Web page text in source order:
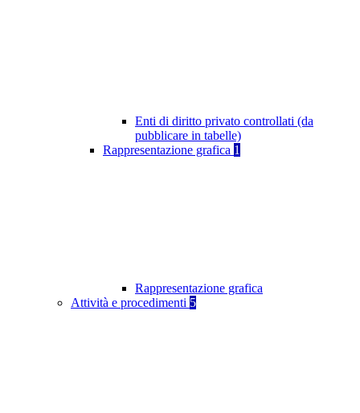
Enti di diritto privato controllati (da
pubblicare in tabelle)
Rappresentazione grafica 1
Rappresentazione grafica
Attività e procedimenti 5